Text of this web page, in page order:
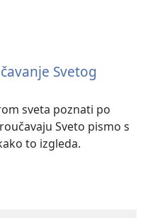
Svetog
sveta poznati po
Sveto pismo s
to izgleda.